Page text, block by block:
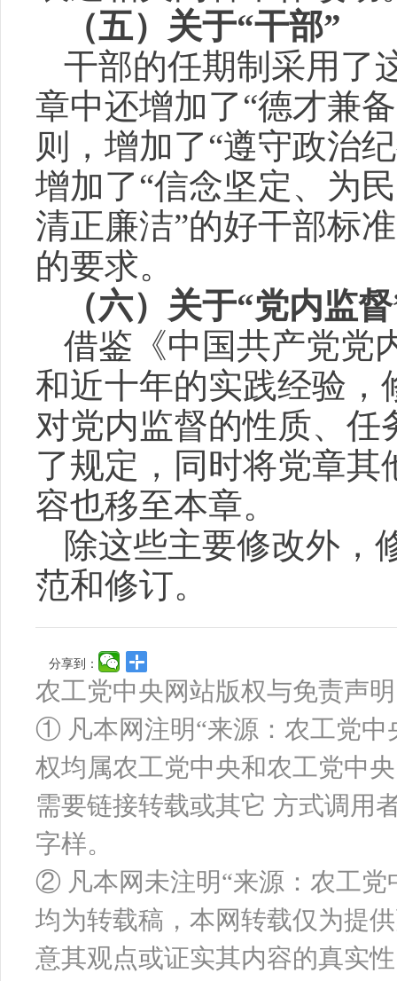
（五）关于“干部”
干部的任期制采用了
章中还增加了“德才兼
则，增加了“遵守政治
增加了“信念坚定、为
清正廉洁”的好干部标
的要求。
（六）关于“党内监
借鉴《中国共产党党
和近十年的实践经验，
对党内监督的性质、
了规定，同时将党章
容也移至本章。
除这些主要修改外，
范和修订。
分享到：
农工党中央网站版权与免责声
① 凡本网注明“来源：农工党中
权均属农工党中央和农工党中
需要链接转载或其它 方式调用
字样。
② 凡本网未注明“来源：农工党
均为转载稿，本网转载仅为提
意其观点或证实其内容的真实